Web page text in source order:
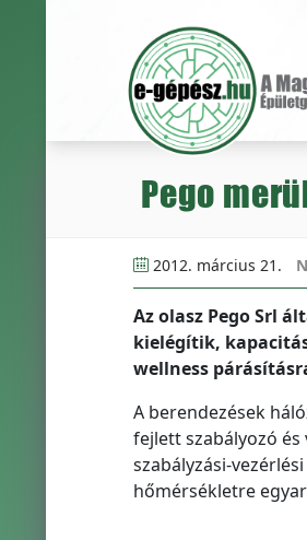
Pego
2012. március 21.
Az olasz Pego Srl
kielégítik,
wellness
A berendezések
fejlett szabályozó
szabályzási-
hőmérsékletre